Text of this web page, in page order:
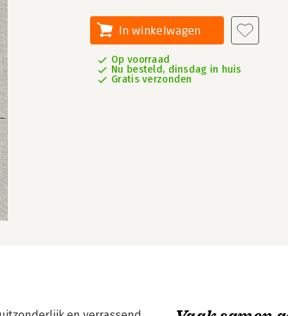
In winkelwagen
Op voorraad
Nu besteld, dinsdag in huis
Gratis verzonden